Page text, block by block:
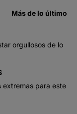
Más de lo último
orgullosos de lo
extremas para este